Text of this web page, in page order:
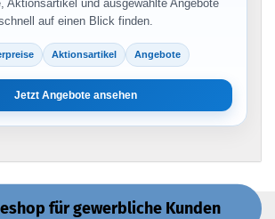
Aktionsartikel und ausgewählte Angebote
auf einen Blick finden.
Aktionsartikel Angebote
Jetzt Angebote ansehen
für gewerbliche Kunden